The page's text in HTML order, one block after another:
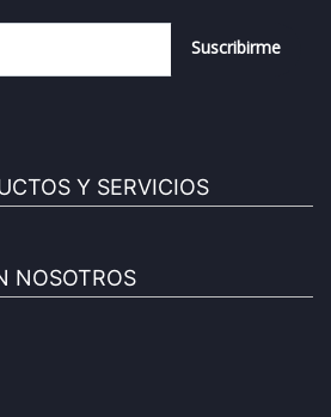
Suscribirme
Y SERVICIOS
NOSOTROS